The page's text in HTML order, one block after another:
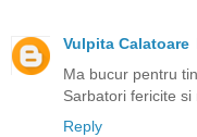
Vulpita Calatoare
Ma bucur pentru
Sarbatori fericite si
Reply